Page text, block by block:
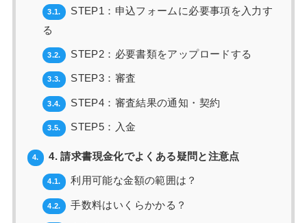
3.1.
STEP1：申込フォームに必要事項を入力す
る
3.2. STEP2：必要書類をアップロードする
3.3. STEP3：審査
3.4. STEP4：審査結果の通知・契約
3.5. STEP5：入金
4. 4. 請求書現金化でよくある疑問と注意点
4.1. 利用可能な金額の範囲は？
4.2. 手数料はいくらかかる？